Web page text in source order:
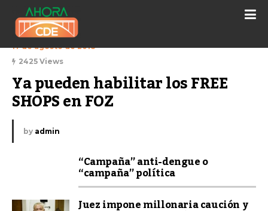
17 de agosto de 2018
2425 Views
Ya pueden habilitar los FREE
SHOPS en FOZ
by admin
“Campaña” anti-dengue o
“campaña” política
Juez impone millonaria caución y